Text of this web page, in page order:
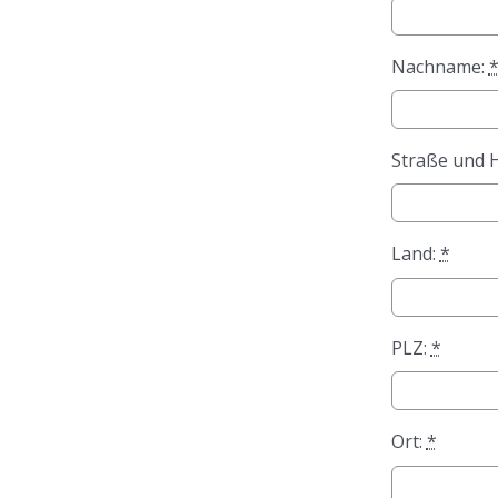
Nachname: *
Straße und
Land: *
PLZ: *
Ort: *